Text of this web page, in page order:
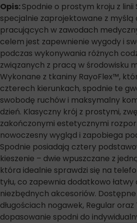
Opis:Spodnie o prostym kroju z linii
specjalnie zaprojektowane z myślą
pracujących w zawodach
celem jest zapewnienie wygody i
podczas wykonywania różnych
związanych z pracą w środowisku
Wykonane z tkaniny RayoFlex™,
czterech kierunkach, spodnie te
swobodę ruchów i maksymalny
dzień. Klasyczny krój z prostymi,
zakończonymi estetycznymi
nowoczesny wygląd i zapobiega
Spodnie posiadają cztery
kieszenie – dwie wpuszczane z
która idealnie sprawdzi się na
tyłu, co zapewnia dodatkowo
niezbędnych akcesoriów.
długościach nogawek, Regular
dopasowanie spodni do